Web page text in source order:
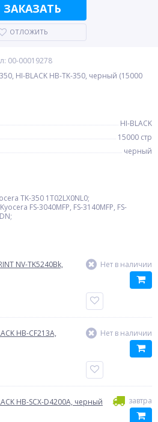
ЗАКАЗАТЬ
ОТЛОЖИТЬ
00-00019278
HI-BLACK HB-TK-350, черный (15000
HI-BLACK
15000 стр
черный
TK-350 1T02LX0NL0;
FS-3040MFP, FS-3140MFP, FS-
NV-TK5240Bk,
Нет в наличии
HB-CF213A,
Нет в наличии
HB-SCX-D4200A, черный завтра